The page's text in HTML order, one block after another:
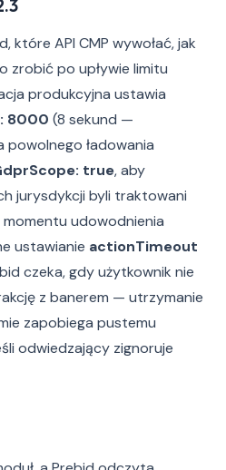
które API CMP wywołać, jak
zrobić po upływie limitu
produkcyjna ustawia
8000 (8 sekund —
powolnego ładowania
true, aby
jurysdykcji byli traktowani
udowodnienia
ustawianie actionTimeout
czeka, gdy użytkownik nie
z banerem — utrzymanie
zapobiega pustemu
odwiedzający zignoruje